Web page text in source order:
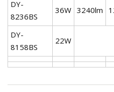
DY-
8236BS
36W 3240lm
DY-
8158BS
22W